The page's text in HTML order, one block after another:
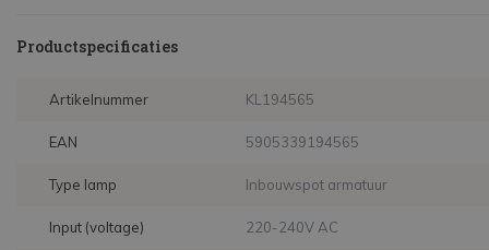
Productspecificaties
Artikelnummer KL194565
EAN 5905339194565
Type lamp Inbouwspot armatuur
Input (voltage) 220-240V AC